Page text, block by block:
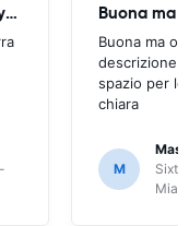
Ottimo. Prenoto sempre con EasyTerra Buona ma
Buona ma
descrizione
spazio per
chiara
M
Sixt